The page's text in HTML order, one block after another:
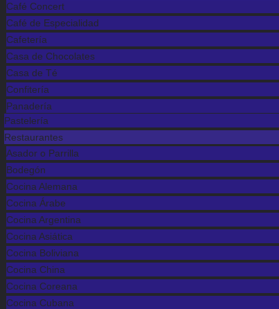
Café Concert
Café de Especialidad
Cafetería
Casa de Chocolates
Casa de Té
Confitería
Panadería
Pastelería
Restaurantes
Asador o Parrilla
Bodegón
Cocina Alemana
Cocina Árabe
Cocina Argentina
Cocina Asiática
Cocina Boliviana
Cocina China
Cocina Coreana
Cocina Cubana